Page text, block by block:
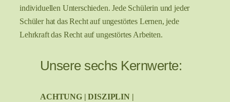
individuellen Unterschieden. Jede Schülerin und jeder
Schüler hat das Recht auf ungestörtes Lernen, jede
Lehrkraft das Recht auf ungestörtes Arbeiten.
Unsere sechs Kernwerte:
ACHTUNG | DISZIPLIN |